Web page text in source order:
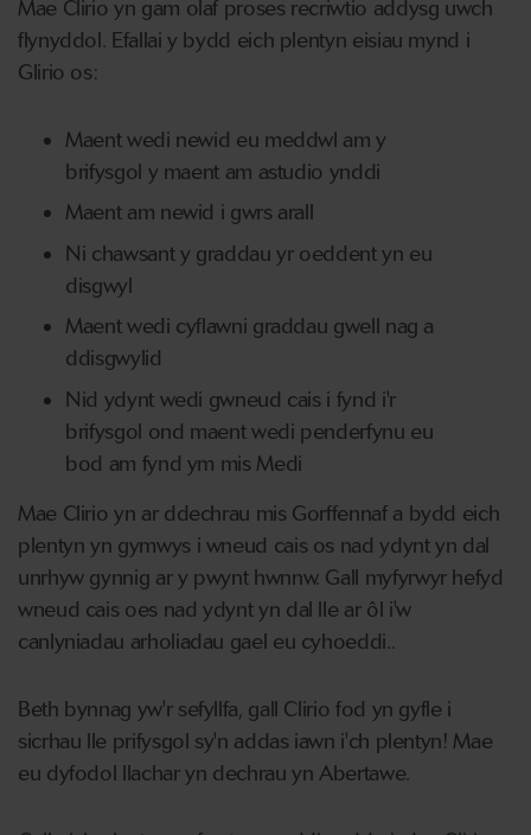
Mae Clirio yn gam olaf proses recriwtio addysg uwch
flynyddol. Efallai y bydd eich plentyn eisiau mynd i
Glirio os:
Maent wedi newid eu meddwl am y
brifysgol y maent am astudio ynddi
Maent am newid i gwrs arall
Ni chawsant y graddau yr oeddent yn eu
disgwyl
Maent wedi cyflawni graddau gwell nag a
ddisgwylid
Nid ydynt wedi gwneud cais i fynd i'r
brifysgol ond maent wedi penderfynu eu
bod am fynd ym mis Medi
Mae Clirio yn ar ddechrau mis Gorffennaf a bydd eich
plentyn yn gymwys i wneud cais os nad ydynt yn dal
unrhyw gynnig ar y pwynt hwnnw. Gall myfyrwyr hefyd
wneud cais oes nad ydynt yn dal lle ar ôl i'w
canlyniadau arholiadau gael eu cyhoeddi..
Beth bynnag yw'r sefyllfa, gall Clirio fod yn gyfle i
sicrhau lle prifysgol sy'n addas iawn i'ch plentyn! Mae
eu dyfodol llachar yn dechrau yn Abertawe.